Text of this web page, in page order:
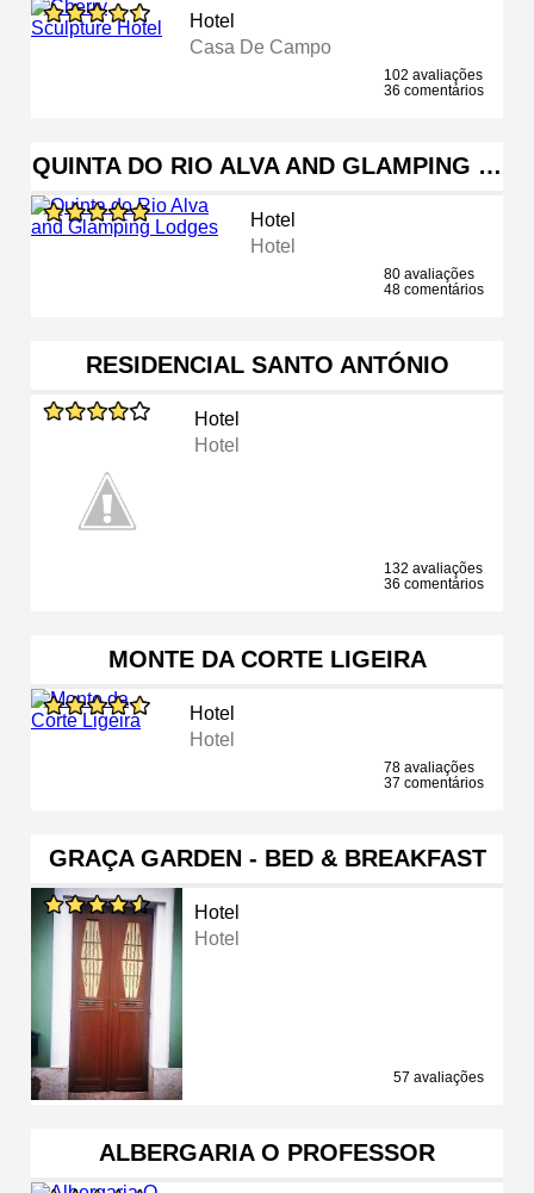
Hotel
Casa De Campo
102 avaliações
36 comentários
QUINTA DO RIO ALVA AND GLAMPING …
Hotel
Hotel
80 avaliações
48 comentários
RESIDENCIAL SANTO ANTÓNIO
Hotel
Hotel
132 avaliações
36 comentários
MONTE DA CORTE LIGEIRA
Hotel
Hotel
78 avaliações
37 comentários
GRAÇA GARDEN - BED & BREAKFAST
Hotel
Hotel
57 avaliações
ALBERGARIA O PROFESSOR